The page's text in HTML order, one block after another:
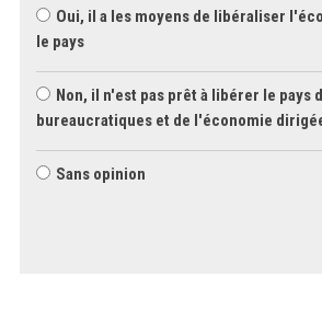
Oui, il a les moyens de libéraliser
le pays
Non, il n'est pas prêt à libérer le pays
bureaucratiques et de l'économie
Sans opinion